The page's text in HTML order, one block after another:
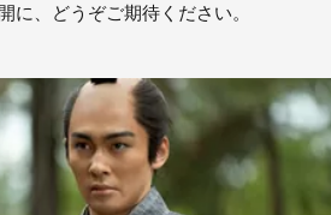
、どうぞご期待ください。